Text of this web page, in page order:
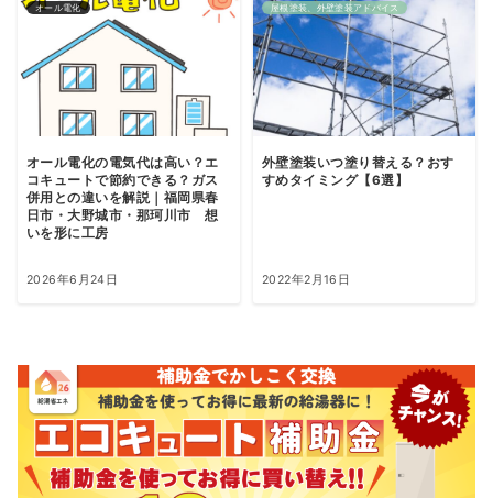
オール電化
オール電化の電気代は高い？エ
コキュートで節約できる？ガス
併用との違いを解説｜福岡県春
日市・大野城市・那珂川市 想
いを形に工房
2026年6月24日
屋根塗装、外壁塗装アドバイス
外壁塗装いつ塗り替える？おす
すめタイミング【6選】
2022年2月16日